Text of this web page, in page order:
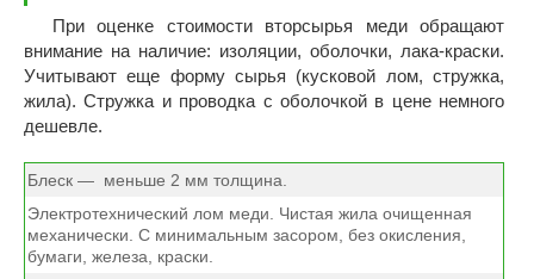
При оценке стоимости вторсырья меди обращают
внимание на наличие: изоляции, оболочки, лака-краски.
Учитывают еще форму сырья (кусковой лом, стружка,
жила). Стружка и проводка с оболочкой в цене немного
дешевле.
Блеск — меньше 2 мм толщина.
Электротехнический лом меди. Чистая жила очищенная
механически. С минимальным засором, без окисления,
бумаги, железа, краски.